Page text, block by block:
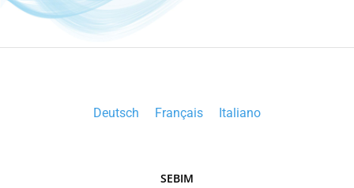
Deutsch Français Italiano
SEBIM